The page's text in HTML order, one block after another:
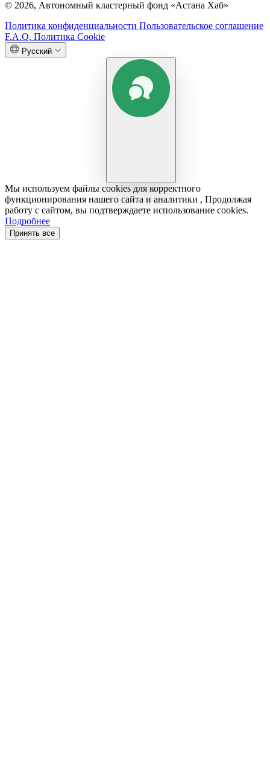
© 2026, Автономный кластерный фонд «Астана Хаб»
Политика конфиденциальности Пользовательское соглашение
F.A.Q. Политика Cookie
Русский
Мы используем файлы cookies для корректного
функционирования нашего сайта и аналитики , Продолжая
работу с сайтом, вы подтверждаете использование cookies.
Подробнее
Принять все